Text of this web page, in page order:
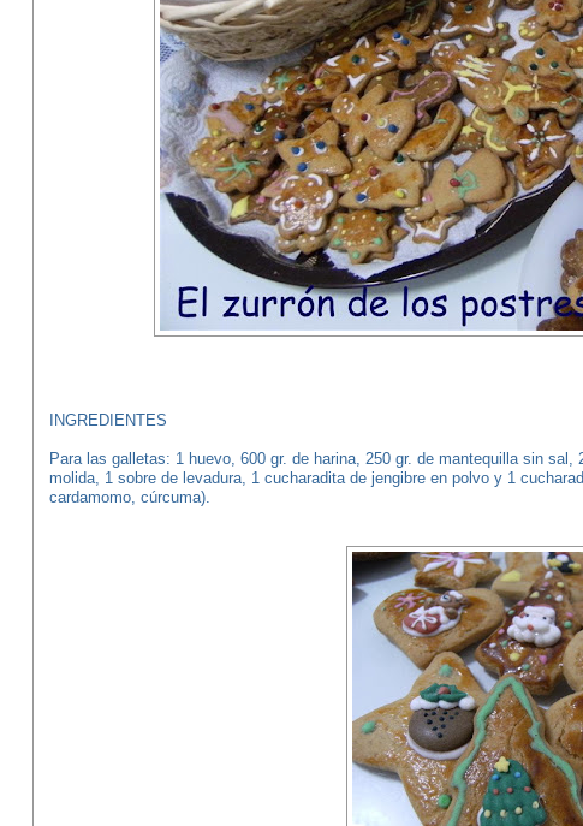
INGREDIENTES
Para las galletas: 1 huevo, 600 gr. de harina, 250 gr. de mantequilla sin
molida, 1 sobre de levadura, 1 cucharadita de jengibre en polvo y 1
cardamomo, cúrcuma).